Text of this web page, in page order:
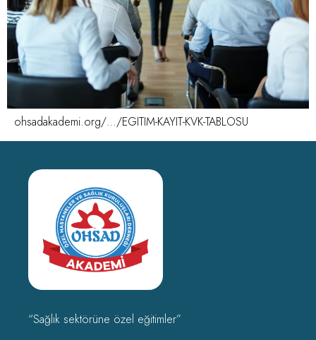
ohsadakademi.org/…/EGITIM-KAYIT-KVK-TABLOSU
“Sağlık sektörüne özel eğitimler”